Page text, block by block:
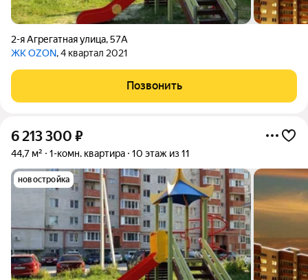
2-я Агрегатная улица,57А
ЖК OZON, 4 квартал 2021
Позвонить
6 213 300 ₽
44,7 м² 1-комн. квартира 10 этаж из 11
новостройка